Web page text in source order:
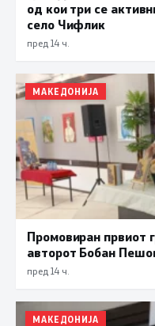
од кои три се
село Чифлик
пред 14 ч.
МАКЕДОНИЈА
Промовиран првиот
авторот Бобан
пред 14 ч.
МАКЕДОНИЈА